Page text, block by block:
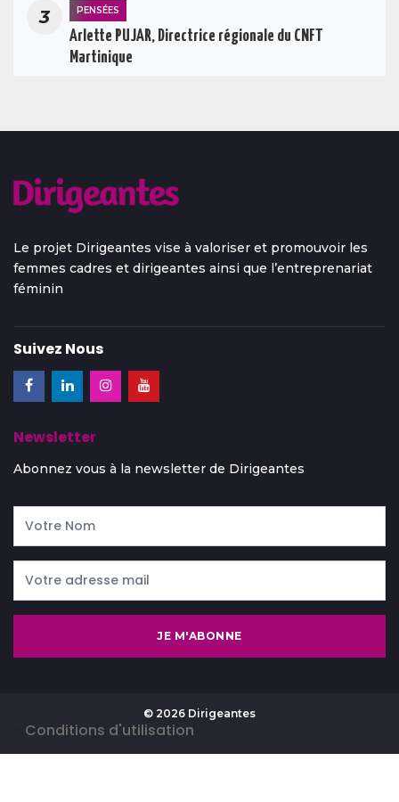
3 PENSÉES
Arlette PUJAR, Directrice régionale du CNFT
Martinique
Le projet Dirigeantes vise à valoriser et promouvoir les
femmes cadres et dirigeantes ainsi que l’entreprenariat
féminin
Suivez Nous
Newsletter
Abonnez vous à la newsletter de Dirigeantes
JE M'ABONNE
© 2026 Dirigeantes
Conditions d'utilisation